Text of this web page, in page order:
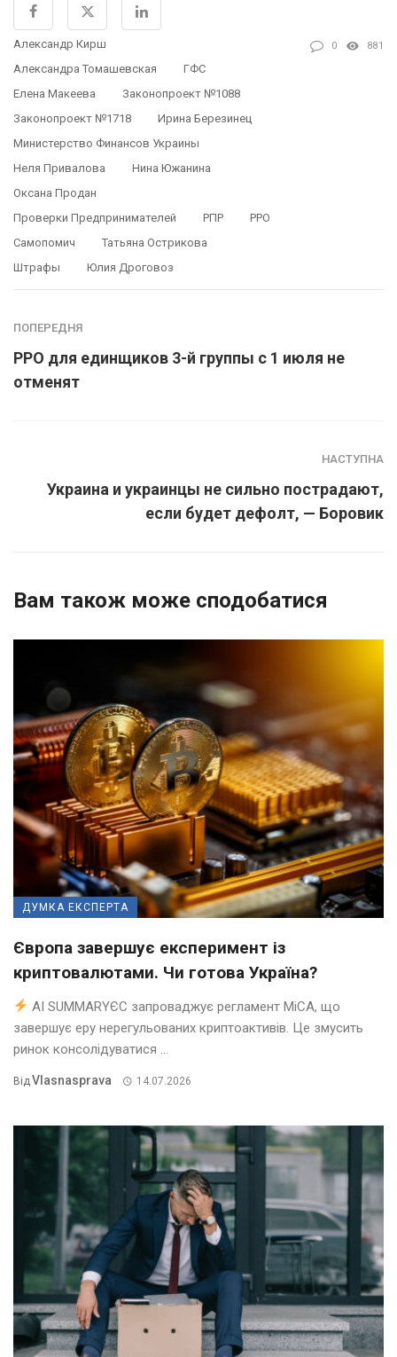
Александр Кирш
Александра Томашевская
ГФС
Елена Макеева
Законопроект №1088
Законопроект №1718
Ирина Березинец
Министерство Финансов Украины
Неля Привалова
Нина Южанина
Оксана Продан
Проверки Предпринимателей
РПР
РРО
Самопомич
Татьяна Острикова
Штрафы
Юлия Дроговоз
0 881
ПОПЕРЕДНЯ
РРО для единщиков 3-й группы с 1 июля не
отменят
НАСТУПНА
Украина и украинцы не сильно пострадают,
если будет дефолт, — Боровик
Вам також може сподобатися
ДУМКА ЕКСПЕРТА
Європа завершує експеримент із
криптовалютами. Чи готова Україна?
AI SUMMARYЄС запроваджує регламент MiCA, що
завершує еру нерегульованих криптоактивів. Це змусить
ринок консолідуватися ...
ВідVlasnasprava 14.07.2026